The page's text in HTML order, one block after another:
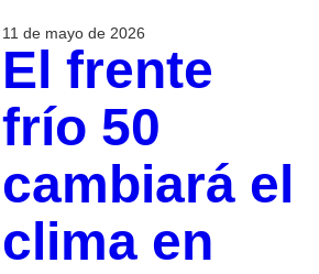
11 de mayo de 2026
El frente
frío 50
cambiará el
clima en